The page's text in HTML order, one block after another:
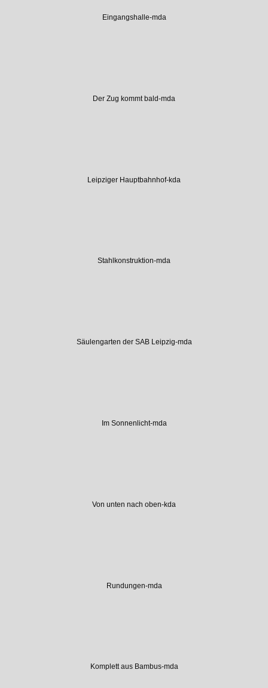
Eingangshalle-mda
Der Zug kommt bald-mda
Leipziger Hauptbahnhof-kda
Stahlkonstruktion-mda
Säulengarten der SAB Leipzig-mda
Im Sonnenlicht-mda
Von unten nach oben-kda
Rundungen-mda
Komplett aus Bambus-mda